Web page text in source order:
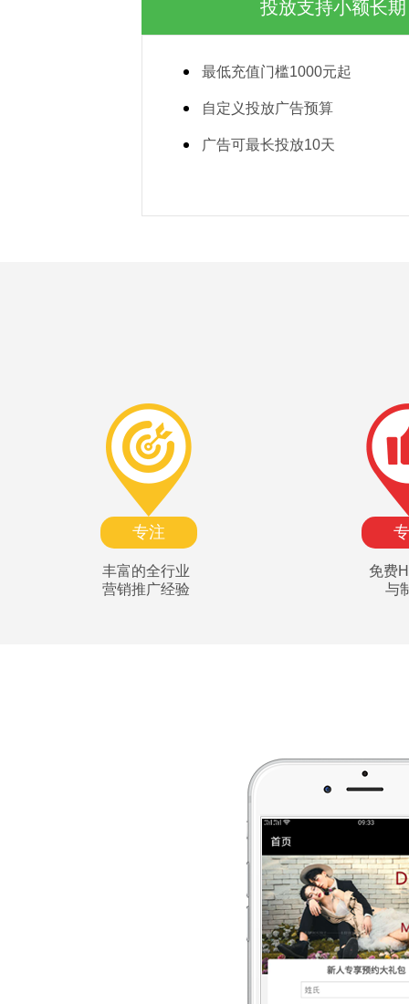
投放支持小额长期
最低充值门槛1000元起
自定义投放广告预算
广告可最长投放10天
专注
丰富的全行业
营销推广经验
免费
与